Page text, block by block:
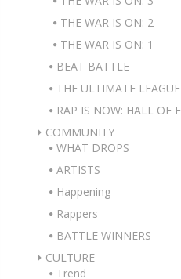
THE WAR IS ON: 2
THE WAR IS ON: 1
BEAT BATTLE
THE ULTIMATE LEAGUE
RAP IS NOW: HALL OF
COMMUNITY
WHAT DROPS
ARTISTS
Happening
Rappers
BATTLE WINNERS
CULTURE
Trend